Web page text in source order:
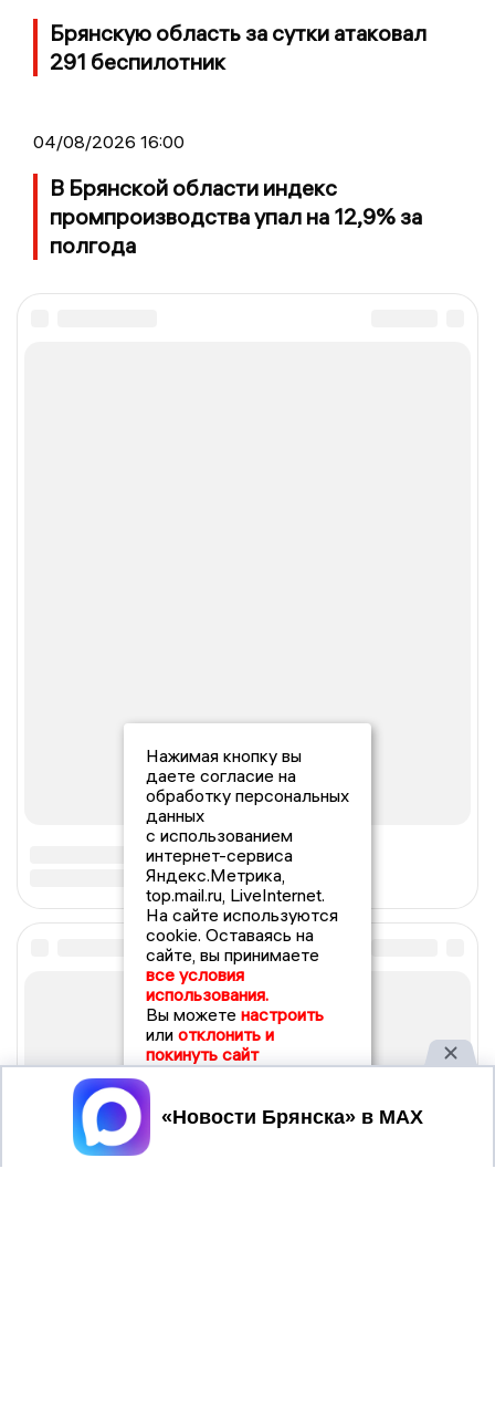
Брянскую область за сутки атаковал
291 беспилотник
04/08/2026 16:00
В Брянской области индекс
промпроизводства упал на 12,9% за
полгода
Нажимая кнопку вы
даете согласие на
обработку персональных
данных
с использованием
интернет-сервиса
Яндекс.Метрика,
top.mail.ru, LiveInternet.
На сайте используются
cookie. Оставаясь на
сайте, вы принимаете
все условия
использования.
Вы можете настроить
или отклонить и
покинуть сайт
Принять